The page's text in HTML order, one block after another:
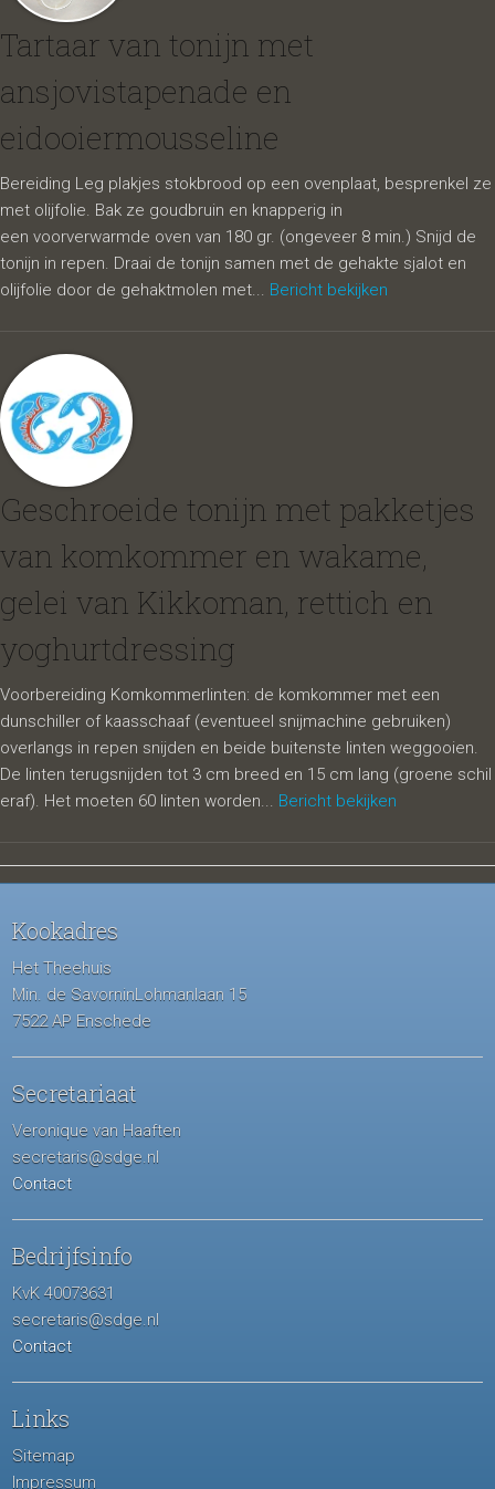
Tartaar van tonijn met
ansjovistapenade en
eidooiermousseline
Bereiding Leg plakjes stokbrood op een ovenplaat, besprenkel ze
met olijfolie. Bak ze goudbruin en knapperig in
een voorverwarmde oven van 180 gr. (ongeveer 8 min.) Snijd de
tonijn in repen. Draai de tonijn samen met de gehakte sjalot en
olijfolie door de gehaktmolen met... Bericht bekijken
Geschroeide tonijn met pakketjes
van komkommer en wakame,
gelei van Kikkoman, rettich en
yoghurtdressing
Voorbereiding Komkommerlinten: de komkommer met een
dunschiller of kaasschaaf (eventueel snijmachine gebruiken)
overlangs in repen snijden en beide buitenste linten weggooien.
De linten terugsnijden tot 3 cm breed en 15 cm lang (groene schil
eraf). Het moeten 60 linten worden... Bericht bekijken
Kookadres
Het Theehuis
Min. de SavorninLohmanlaan 15
7522 AP Enschede
Secretariaat
Veronique van Haaften
secretaris@sdge.nl
Contact
Bedrijfsinfo
KvK 40073631
secretaris@sdge.nl
Contact
Links
Sitemap
Impressum